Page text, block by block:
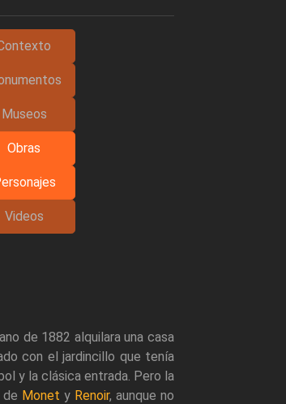
Museos
Obras
Videos
de 1882 alquilara una casa
con el jardincillo que tenía
y la clásica entrada. Pero la
Monet y Renoir, aunque no